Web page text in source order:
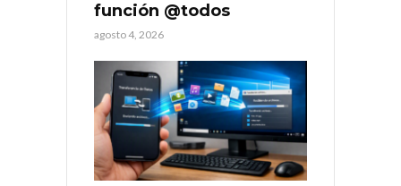
función @todos
agosto 4, 2026